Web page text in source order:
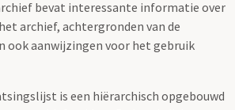
bevat interessante informatie over
archief, achtergronden van de
ook aanwijzingen voor het gebruik
is een hiërarchisch opgebouwd